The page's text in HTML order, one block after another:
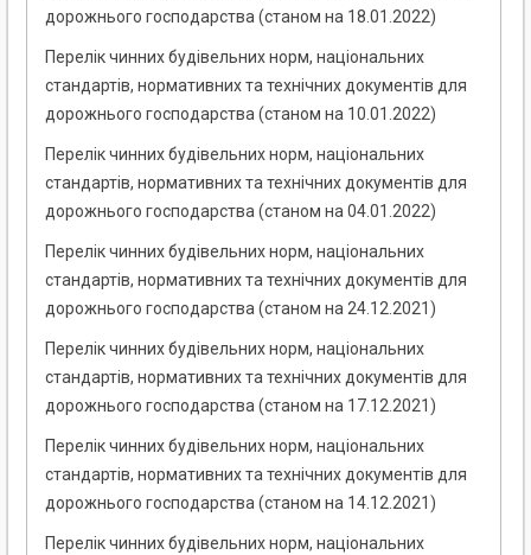
дорожнього господарства (станом на 18.01.2022)
Перелік чинних будівельних норм, національних
стандартів, нормативних та технічних документів для
дорожнього господарства (станом на 10.01.2022)
Перелік чинних будівельних норм, національних
стандартів, нормативних та технічних документів для
дорожнього господарства (станом на 04.01.2022)
Перелік чинних будівельних норм, національних
стандартів, нормативних та технічних документів для
дорожнього господарства (станом на 24.12.2021)
Перелік чинних будівельних норм, національних
стандартів, нормативних та технічних документів для
дорожнього господарства (станом на 17.12.2021)
Перелік чинних будівельних норм, національних
стандартів, нормативних та технічних документів для
дорожнього господарства (станом на 14.12.2021)
Перелік чинних будівельних норм, національних